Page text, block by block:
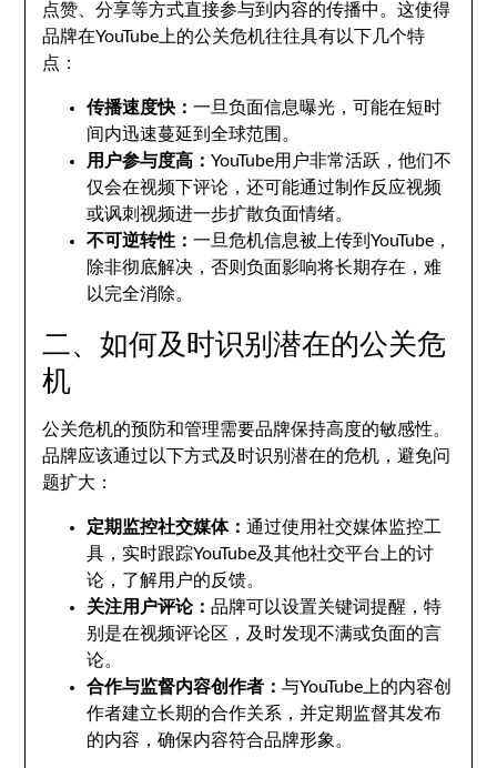
点赞、分享等方式直接参与到内容的传播中。这使得
品牌在YouTube上的公关危机往往具有以下几个特
点：
传播速度快：一旦负面信息曝光，可能在短时
间内迅速蔓延到全球范围。
用户参与度高：YouTube用户非常活跃，他们不
仅会在视频下评论，还可能通过制作反应视频
或讽刺视频进一步扩散负面情绪。
不可逆转性：一旦危机信息被上传到YouTube，
除非彻底解决，否则负面影响将长期存在，难
以完全消除。
二、如何及时识别潜在的公关危
机
公关危机的预防和管理需要品牌保持高度的敏感性。
品牌应该通过以下方式及时识别潜在的危机，避免问
题扩大：
定期监控社交媒体：通过使用社交媒体监控工
具，实时跟踪YouTube及其他社交平台上的讨
论，了解用户的反馈。
关注用户评论：品牌可以设置关键词提醒，特
别是在视频评论区，及时发现不满或负面的言
论。
合作与监督内容创作者：与YouTube上的内容创
作者建立长期的合作关系，并定期监督其发布
的内容，确保内容符合品牌形象。